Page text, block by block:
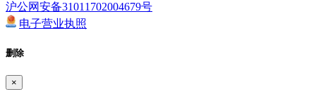
沪公网安备31011702004679号
电子营业执照
删除
×